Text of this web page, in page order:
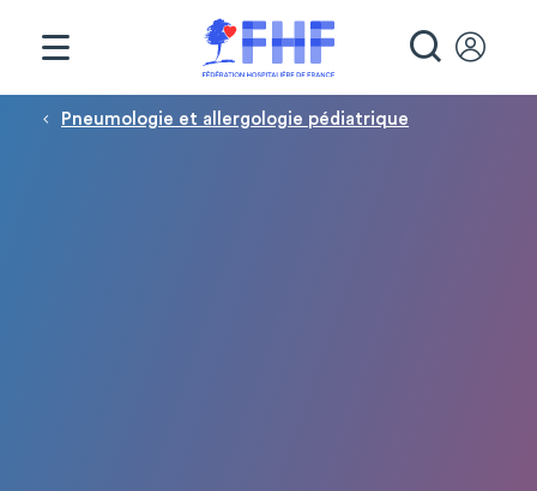
Fil d'Ariane
Pneumologie et allergologie pédiatrique
Panneau de gestion des cookies